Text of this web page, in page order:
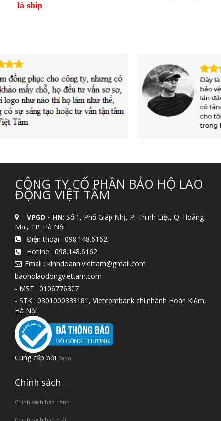
là ship
CÔNG TY CỔ PHẦN BẢO HỘ LAO
ĐỘNG VIỆT TÂM
VPGD - HN: Số 1, Phố Giáp Nhị, P. Thịnh Liệt, Q. Hoàng
Mai, TP. Hà Nội
Điện thoại : 098.148.6162
Hotline : 098.148.6162
Email : kinhdoanh.viettam@gmail.com
baoholaodongviettam.com
- MST : 0106776307
- STK : 0301000338181, Vietcombank chi nhánh Hoàn Kiếm,
Hà Nội
Cung cấp bởi Sapo
Chính sách
Chính sách bảo hành
Chính sách bảo mật